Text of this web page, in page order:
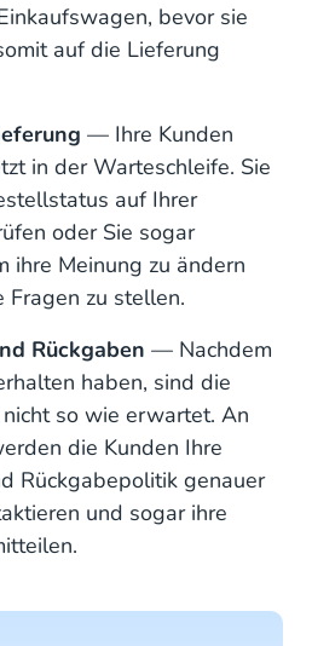
bevor sie
auf die Lieferung
— Ihre Kunden
in der Warteschleife. Sie
auf Ihrer
oder Sie sogar
ihre Meinung zu ändern
Fragen zu stellen.
Rückgaben — Nachdem
haben, sind die
so wie erwartet. An
die Kunden Ihre
Rückgabepolitik genauer
und sogar ihre